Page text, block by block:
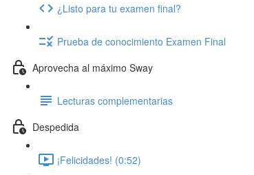
¿Listo para tu examen final?
Prueba de conocimiento Examen Final
Aprovecha al máximo Sway
Lecturas complementarias
Despedida
¡Felicidades! (0:52)